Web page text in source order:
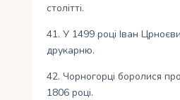
столітті.
41. У 1499 році Іван
друкарню.
42. Чорногорці боролися
1806 році.